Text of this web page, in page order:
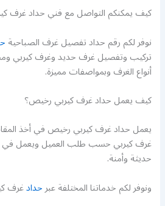
كيف يمكنكم التواصل مع فني حداد غرف
نوفر لكم رقم حداد تفصيل غرف الصباحية
تركيب وتفصيل غرف حديد وغرف كيربي
أنواع الغرف وبمواصفات مميزة.
كيف يعمل حداد غرف كيربي رخيص؟
يعمل حداد غرف كيربي رخيص في أخذ
غرف كيربي حسب طلب العميل ويعمل في
حديثة وأمنة.
ونوفر لكم خدماتنا المختلفة عبرحدادغرف